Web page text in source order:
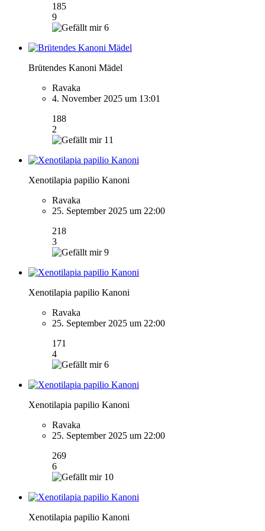
185
9
6
Brütendes Kanoni Mädel
Ravaka
4. November 2025 um 13:01
188
2
11
Xenotilapia papilio Kanoni
Ravaka
25. September 2025 um 22:00
218
3
9
Xenotilapia papilio Kanoni
Ravaka
25. September 2025 um 22:00
171
4
6
Xenotilapia papilio Kanoni
Ravaka
25. September 2025 um 22:00
269
6
10
Xenotilapia papilio Kanoni